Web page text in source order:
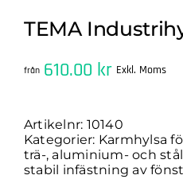
TEMA
från 610.00 kr Exkl. Moms
Artikelnr: 10140
Kategorier: Karmhylsa
trä-, aluminium- och
stabil infästning av